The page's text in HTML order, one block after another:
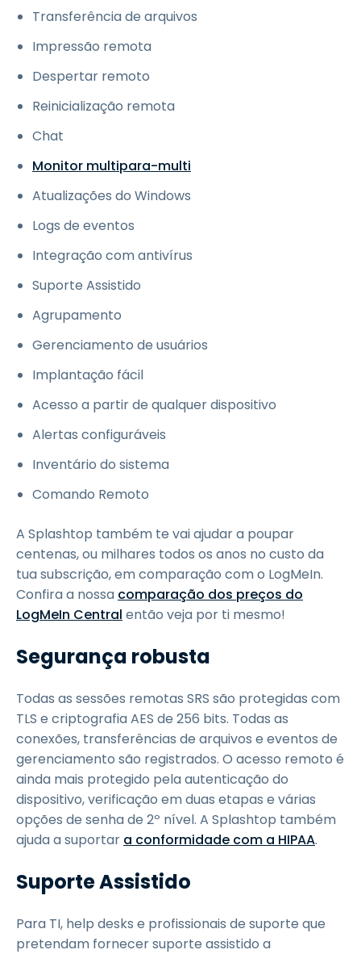
Transferência de arquivos
Impressão remota
Despertar remoto
Reinicialização remota
Chat
Monitor multipara-multi
Atualizações do Windows
Logs de eventos
Integração com antivírus
Suporte Assistido
Agrupamento
Gerenciamento de usuários
Implantação fácil
Acesso a partir de qualquer dispositivo
Alertas configuráveis
Inventário do sistema
Comando Remoto
A Splashtop também te vai ajudar a poupar
centenas, ou milhares todos os anos no custo da
tua subscrição, em comparação com o LogMeIn.
Confira a nossa comparação dos preços do
LogMeIn Central então veja por ti mesmo!
Segurança robusta
Todas as sessões remotas SRS são protegidas com
TLS e criptografia AES de 256 bits. Todas as
conexões, transferências de arquivos e eventos de
gerenciamento são registrados. O acesso remoto é
ainda mais protegido pela autenticação do
dispositivo, verificação em duas etapas e várias
opções de senha de 2º nível. A Splashtop também
ajuda a suportar a conformidade com a HIPAA.
Suporte Assistido
Para TI, help desks e profissionais de suporte que
pretendam fornecer suporte assistido a